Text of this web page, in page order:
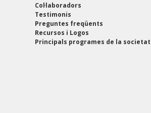
Col·laboradors
Testimonis
Preguntes freqüents
Recursos i Logos
Principals programes de la societat